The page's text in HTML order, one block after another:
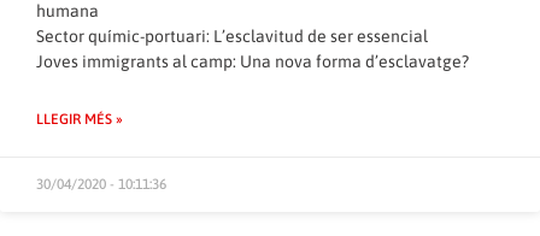
humana
Sector químic-portuari: L’esclavitud de ser essencial
Joves immigrants al camp: Una nova forma d’esclavatge?
LLEGIR MÉS »
30/04/2020 - 10:11:36